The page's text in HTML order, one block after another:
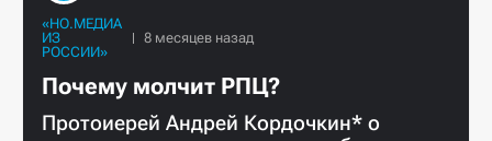
«НО.МЕДИА
ИЗ
РОССИИ»
Почему молчит РПЦ?
Протоиерей Андрей Кордочкин* о